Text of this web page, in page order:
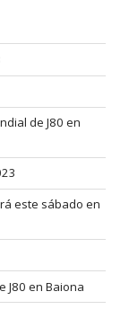
de J80 en
este sábado en
J80 en Baiona